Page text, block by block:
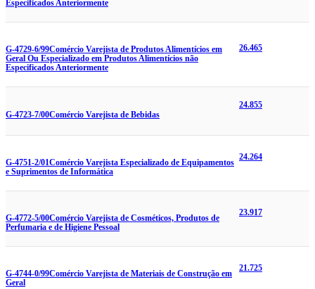
Especificados Anteriormente
G-4729-6/99Comércio Varejista de Produtos Alimentícios em
Geral Ou Especializado em Produtos Alimentícios não
Especificados Anteriormente
26.465
G-4723-7/00Comércio Varejista de Bebidas
24.855
G-4751-2/01Comércio Varejista Especializado de Equipamentos
e Suprimentos de Informática
24.264
G-4772-5/00Comércio Varejista de Cosméticos, Produtos de
Perfumaria e de Higiene Pessoal
23.917
G-4744-0/99Comércio Varejista de Materiais de Construção em
Geral
21.725